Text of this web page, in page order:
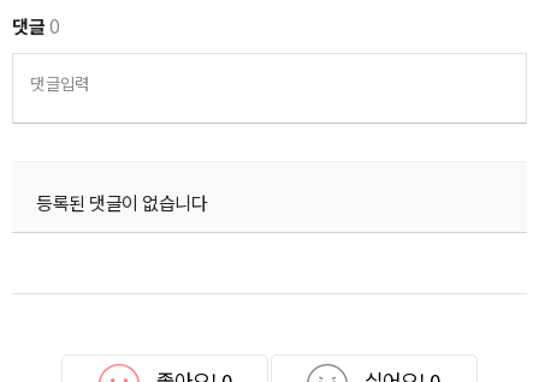
댓글0
댓글입력
등록된 댓글이 없습니다